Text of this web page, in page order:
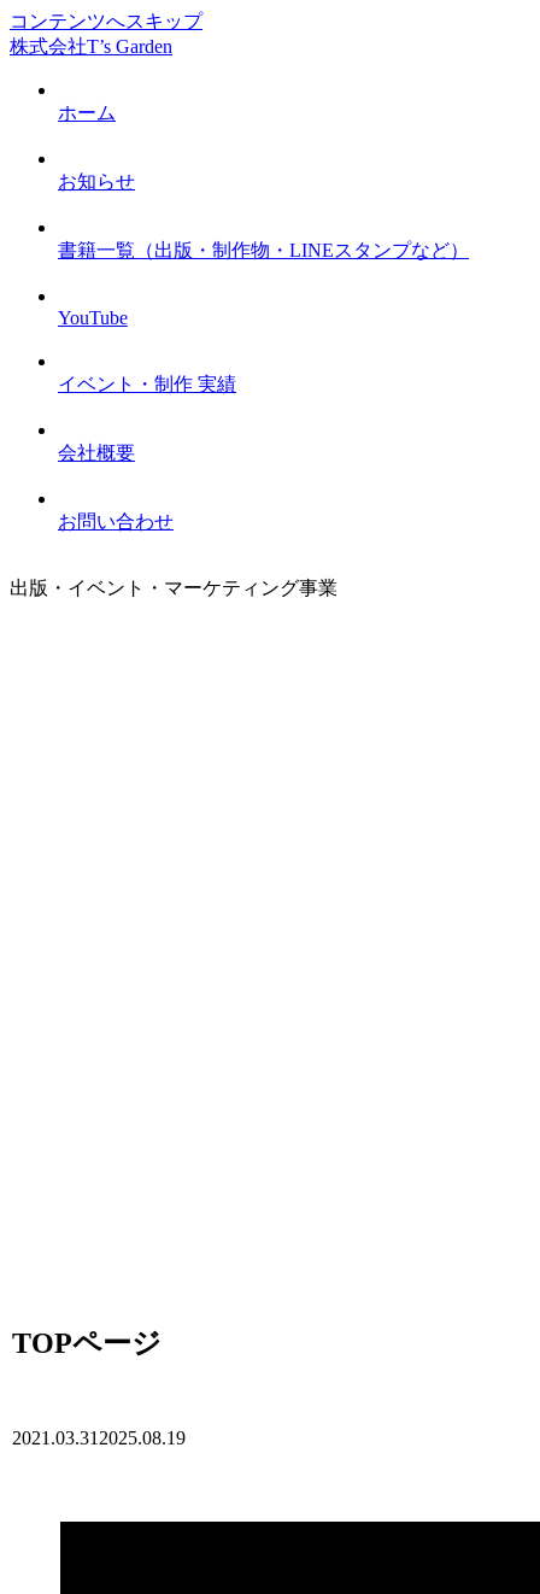
コンテンツへスキップ
株式会社T’s Garden
ホーム
お知らせ
書籍一覧（出版・制作物・LINEスタンプなど）
YouTube
イベント・制作 実績
会社概要
お問い合わせ
出版・イベント・マーケティング事業
TOPページ
2021.03.31 2025.08.19